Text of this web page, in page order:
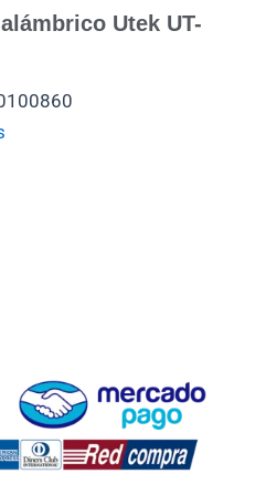
Utek UT-